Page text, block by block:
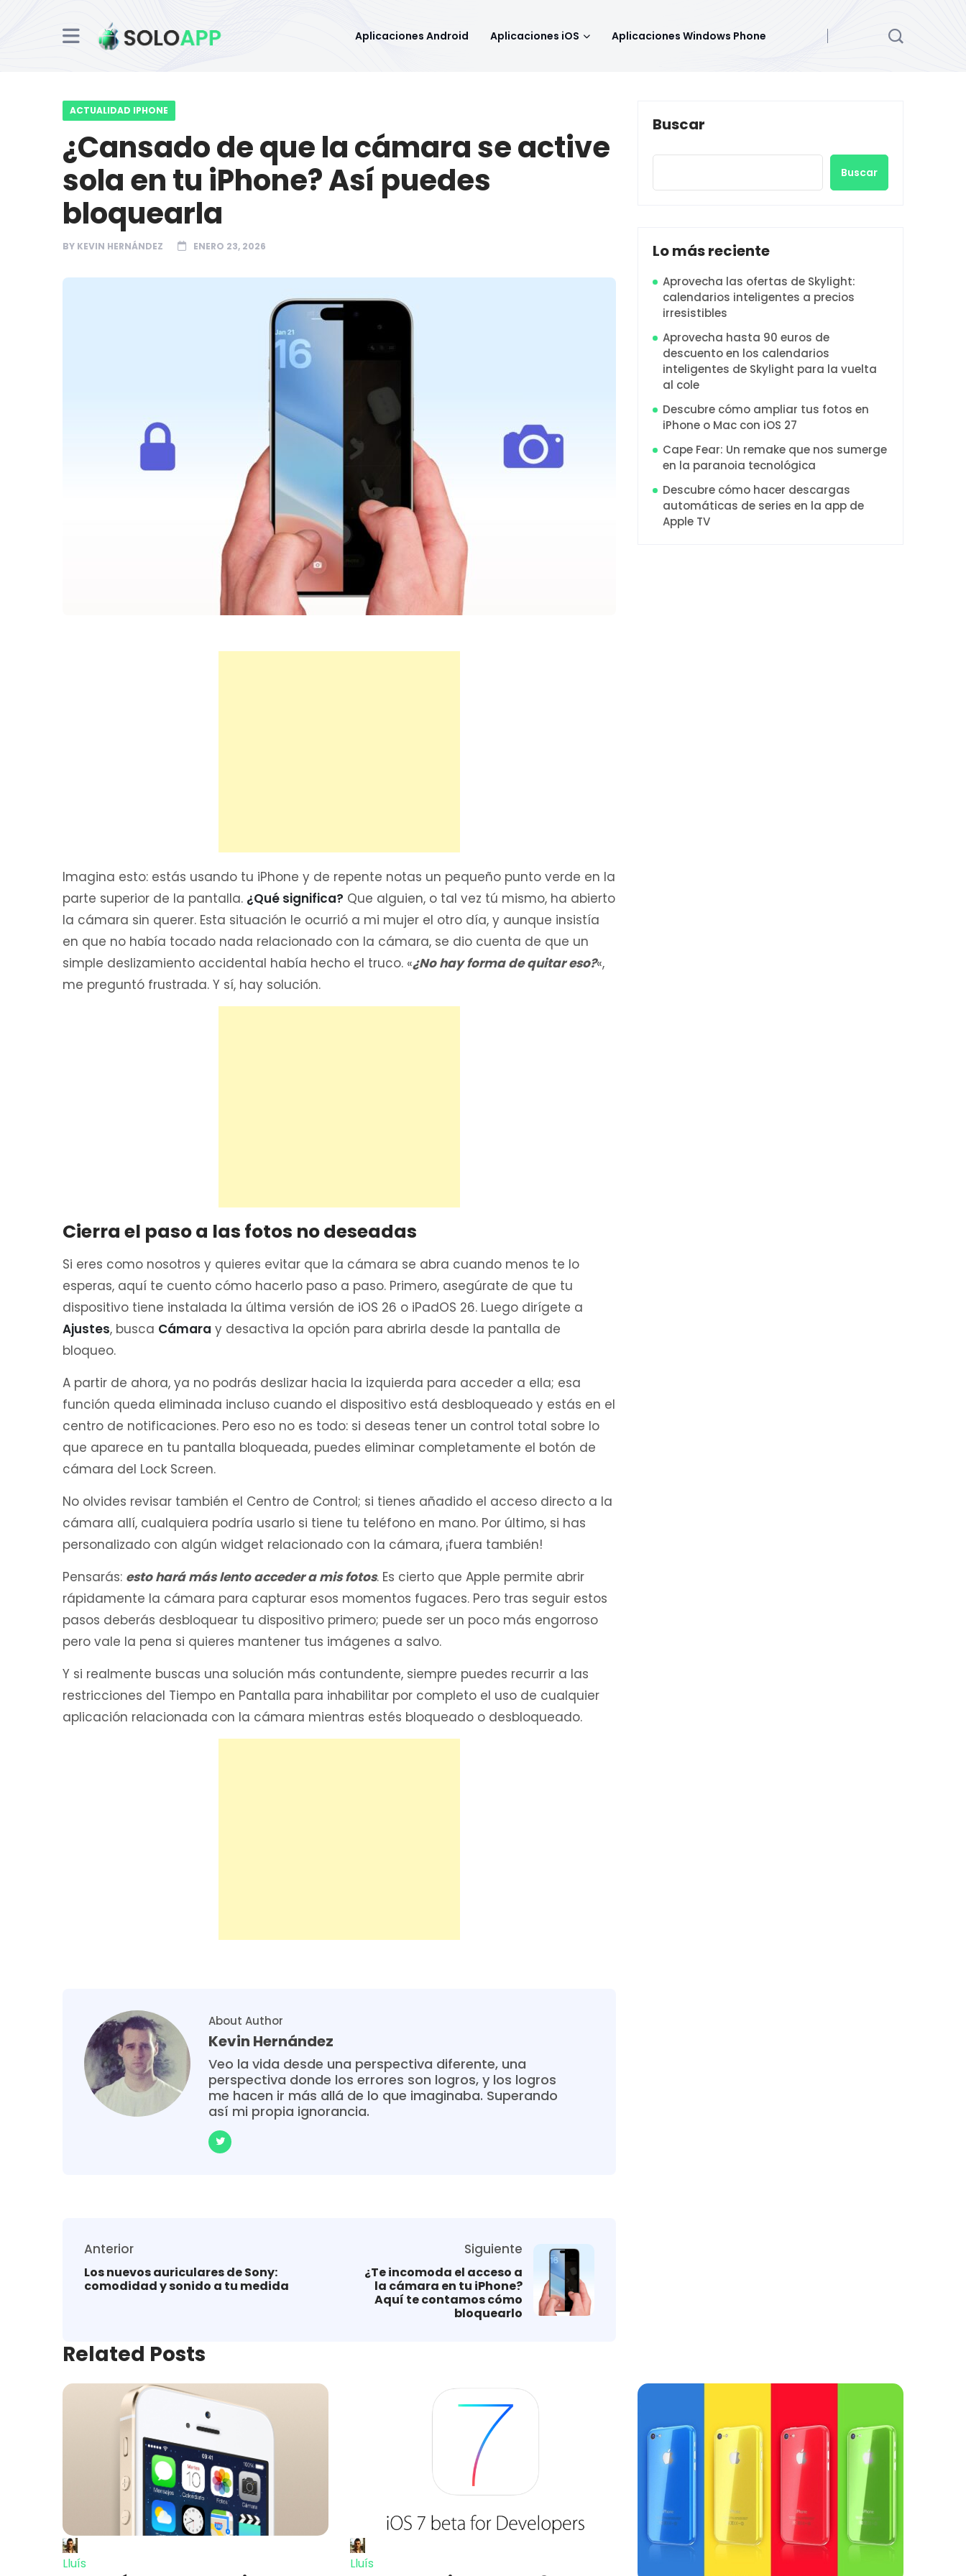
Aplicaciones Android Aplicaciones iOS Aplicaciones Windows Phone
ACTUALIDAD IPHONE
¿Cansado de que la cámara se active
sola en tu iPhone? Así puedes
bloquearla
BY KEVIN HERNÁNDEZ ENERO 23, 2026
Imagina esto: estás usando tu iPhone y de repente notas un pequeño punto verde en la
parte superior de la pantalla. ¿Qué significa? Que alguien, o tal vez tú mismo, ha abierto
la cámara sin querer. Esta situación le ocurrió a mi mujer el otro día, y aunque insistía
en que no había tocado nada relacionado con la cámara, se dio cuenta de que un
simple deslizamiento accidental había hecho el truco. «¿No hay forma de quitar eso?«,
me preguntó frustrada. Y sí, hay solución.
Cierra el paso a las fotos no deseadas
Si eres como nosotros y quieres evitar que la cámara se abra cuando menos te lo
esperas, aquí te cuento cómo hacerlo paso a paso. Primero, asegúrate de que tu
dispositivo tiene instalada la última versión de iOS 26 o iPadOS 26. Luego dirígete a
Ajustes, busca Cámara y desactiva la opción para abrirla desde la pantalla de
bloqueo.
A partir de ahora, ya no podrás deslizar hacia la izquierda para acceder a ella; esa
función queda eliminada incluso cuando el dispositivo está desbloqueado y estás en el
centro de notificaciones. Pero eso no es todo: si deseas tener un control total sobre lo
que aparece en tu pantalla bloqueada, puedes eliminar completamente el botón de
cámara del Lock Screen.
No olvides revisar también el Centro de Control; si tienes añadido el acceso directo a la
cámara allí, cualquiera podría usarlo si tiene tu teléfono en mano. Por último, si has
personalizado con algún widget relacionado con la cámara, ¡fuera también!
Pensarás: esto hará más lento acceder a mis fotos. Es cierto que Apple permite abrir
rápidamente la cámara para capturar esos momentos fugaces. Pero tras seguir estos
pasos deberás desbloquear tu dispositivo primero; puede ser un poco más engorroso
pero vale la pena si quieres mantener tus imágenes a salvo.
Y si realmente buscas una solución más contundente, siempre puedes recurrir a las
restricciones del Tiempo en Pantalla para inhabilitar por completo el uso de cualquier
aplicación relacionada con la cámara mientras estés bloqueado o desbloqueado.
About Author
Kevin Hernández
Veo la vida desde una perspectiva diferente, una
perspectiva donde los errores son logros, y los logros
me hacen ir más allá de lo que imaginaba. Superando
así mi propia ignorancia.
Anterior
Los nuevos auriculares de Sony:
comodidad y sonido a tu medida
Siguiente
¿Te incomoda el acceso a
la cámara en tu iPhone?
Aquí te contamos cómo
bloquearlo
Buscar
Buscar
Lo más reciente
Aprovecha las ofertas de Skylight:
calendarios inteligentes a precios
irresistibles
Aprovecha hasta 90 euros de
descuento en los calendarios
inteligentes de Skylight para la vuelta
al cole
Descubre cómo ampliar tus fotos en
iPhone o Mac con iOS 27
Cape Fear: Un remake que nos sumerge
en la paranoia tecnológica
Descubre cómo hacer descargas
automáticas de series en la app de
Apple TV
Related Posts
Lluís Lluís